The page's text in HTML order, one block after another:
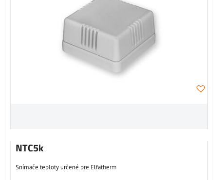
NTC5k
Snímače teploty určené pre Elfatherm